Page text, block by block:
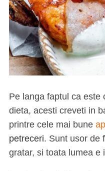
Pe langa faptul ca este
dieta, acesti creveti in
printre cele mai bune
petreceri. Sunt usor de
gratar, si toata lumea e